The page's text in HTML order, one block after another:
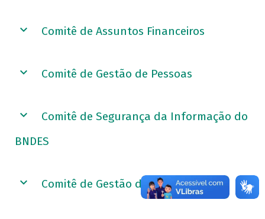
Comitê de Assuntos Financeiros
Comitê de Gestão de Pessoas
Comitê de Segurança da Informação do
BNDES
Comitê de Gestão de Riscos